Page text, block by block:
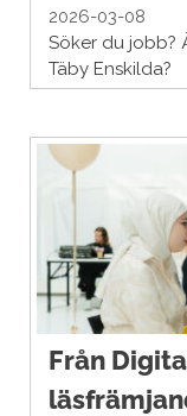
2026-03-08
Söker du jobb?
Täby Enskilda?
Från